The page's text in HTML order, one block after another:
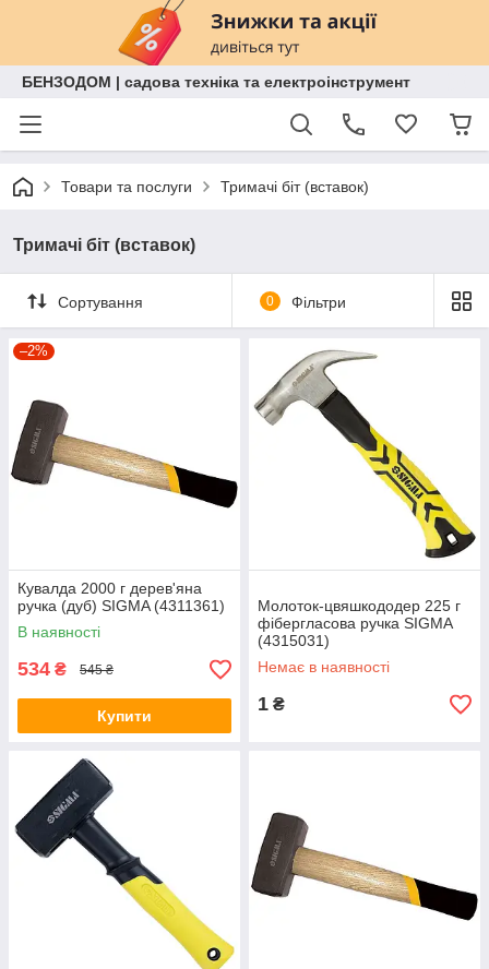
БЕНЗОДОМ | садова техніка та електроінструмент
Товари та послуги Тримачі біт (вставок)
Тримачі біт (вставок)
Сортування 0 Фільтри
–2%
Кувалда 2000 г дерев'яна
ручка (дуб) SIGMA (4311361)
В наявності
534 ₴ 545 ₴
Купити
Молоток-цвяшкододер 225 г
фібергласова ручка SIGMA
(4315031)
Немає в наявності
1 ₴